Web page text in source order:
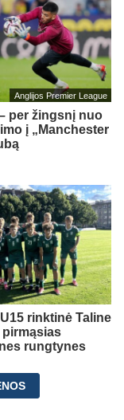
Anglijos Premier League
per žingsnį nuo
į „Manchester
rinktinė Taline
rungtynes